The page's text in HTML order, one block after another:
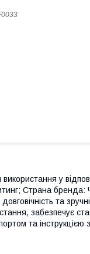
у
Страна
та
забезпечує
та інструкцією